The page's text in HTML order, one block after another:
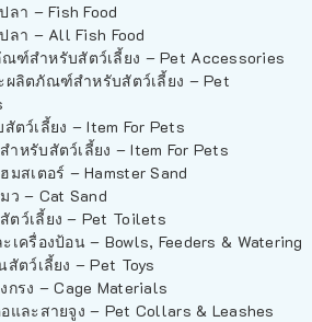
ลา – Fish Food
ลา – All Fish Food
ฑ์สำหรับสัตว์เลี้ยง – Pet Accessories
ลิตภัณฑ์สำหรับสัตว์เลี้ยง – Pet
ตว์เลี้ยง – Item For Pets
ำหรับสัตว์เลี้ยง – Item For Pets
มสเตอร์ – Hamster Sand
ว – Cat Sand
ตว์เลี้ยง – Pet Toilets
เครื่องป้อน – Bowls, Feeders & Watering
สัตว์เลี้ยง – Pet Toys
กรง – Cage Materials
และสายจูง – Pet Collars & Leashes